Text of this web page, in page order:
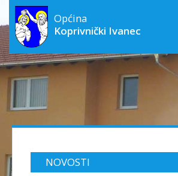
Općina
Koprivnički Ivanec
NOVOSTI